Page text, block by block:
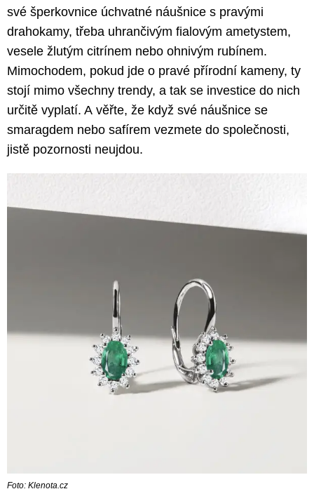
své šperkovnice úchvatné náušnice s pravými
drahokamy, třeba uhrančivým fialovým ametystem,
vesele žlutým citrínem nebo ohnivým rubínem.
Mimochodem, pokud jde o pravé přírodní kameny, ty
stojí mimo všechny trendy, a tak se investice do nich
určitě vyplatí. A věřte, že když své náušnice se
smaragdem nebo safírem vezmete do společnosti,
jistě pozornosti neujdou.
Foto: Klenota.cz